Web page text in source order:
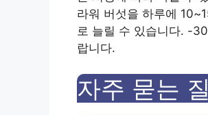
라워 버섯을 하루에
로 늘릴 수 있습니다. -
랍니다.
자주 묻는